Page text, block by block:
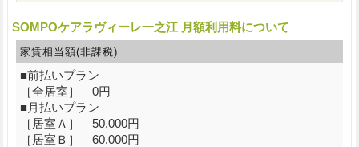
SOMPOケアラヴィーレ一之江 月額利用料について
家賃相当額(非課税)
■前払いプラン
［全居室］ 0円
■月払いプラン
［居室Ａ］ 50,000円
［居室Ｂ］ 60,000円